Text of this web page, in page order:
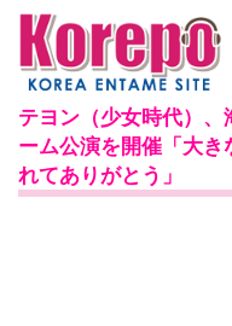
テヨン（少女時代）、
ーム公演を開催「大き
れてありがとう」